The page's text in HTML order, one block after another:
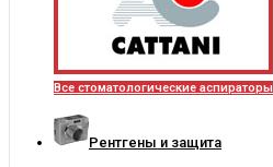
Все стоматологические аспираторы
Рентгены и защита